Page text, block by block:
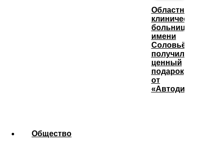
Областная
клиническая
больница
имени
Соловьёва
получила
ценный
подарок
от
«Автодизеля»
Общество